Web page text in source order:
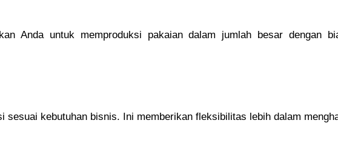
Anda untuk memproduksi pakaian dalam jumlah besar dengan
sesuai kebutuhan bisnis. Ini memberikan fleksibilitas lebih dalam